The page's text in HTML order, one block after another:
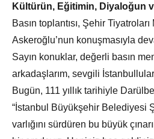
Kültürün, Eğitimin, Diyaloğun
Basın toplantısı, Şehir
Askeroğlu’nun konuşmasıyla
Sayın konuklar, değerli basın
arkadaşlarım, sevgili
Bugün, 111 yıllık tarihiyle
“İstanbul Büyükşehir Belediyesi
varlığını sürdüren bu büyük